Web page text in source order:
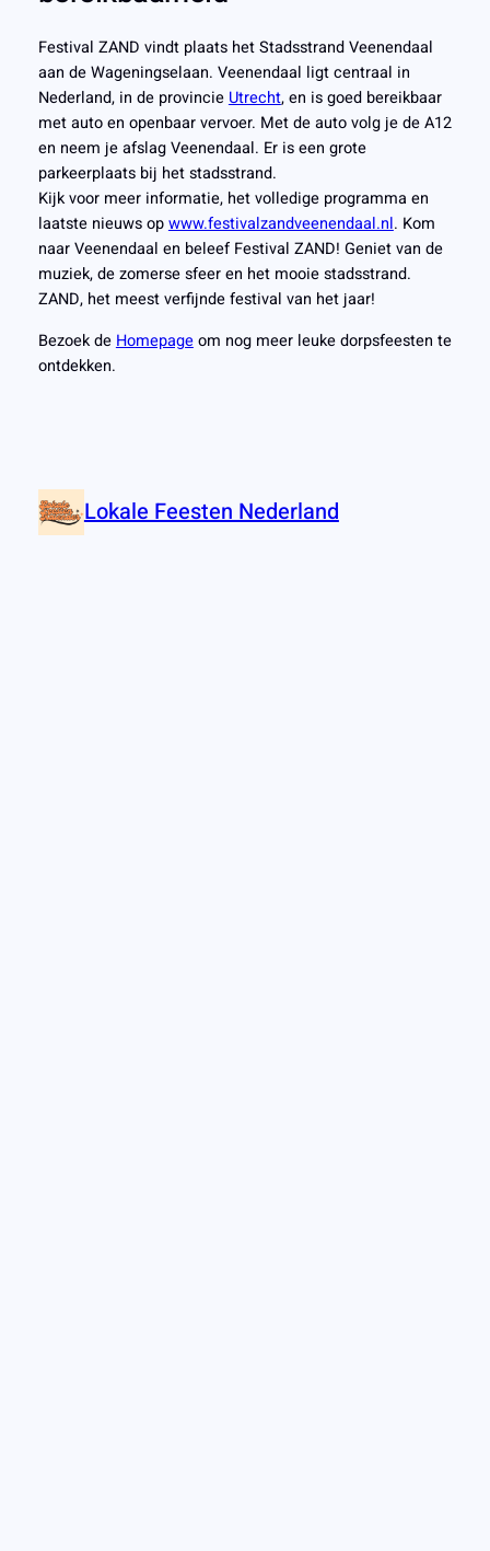
Festival ZAND vindt plaats het Stadsstrand Veenendaal
aan de Wageningselaan. Veenendaal ligt centraal in
Nederland, in de provincie Utrecht, en is goed bereikbaar
met auto en openbaar vervoer. Met de auto volg je de A12
en neem je afslag Veenendaal. Er is een grote
parkeerplaats bij het stadsstrand.
Kijk voor meer informatie, het volledige programma en
laatste nieuws opwww.festivalzandveenendaal.nl. Kom
naar Veenendaal en beleef Festival ZAND! Geniet van de
muziek, de zomerse sfeer en het mooie stadsstrand.
ZAND, het meest verfijnde festival van het jaar!
Bezoek de Homepageom nog meer leuke dorpsfeesten te
ontdekken.
Lokale Feesten Nederland